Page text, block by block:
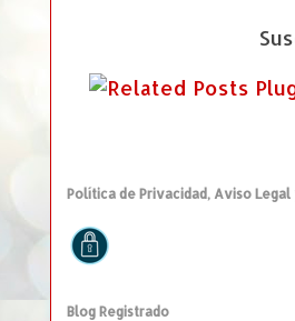
Política de Privacidad, Aviso
Blog Registrado